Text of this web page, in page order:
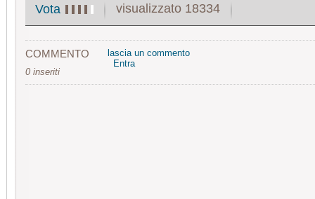
Vota visualizzato 18334
COMMENTO
0 inseriti
lascia un commento
Entra